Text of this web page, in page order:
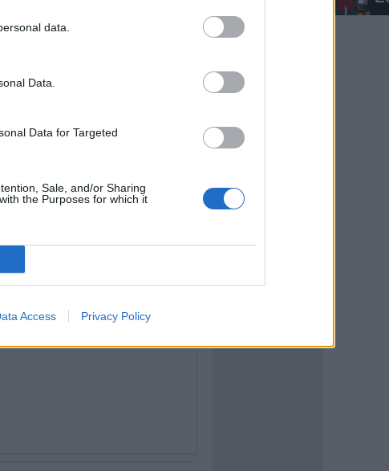
data.
Data.
Data for Targeted
Sale, and/or Sharing
the Purposes for which it
Access Privacy Policy